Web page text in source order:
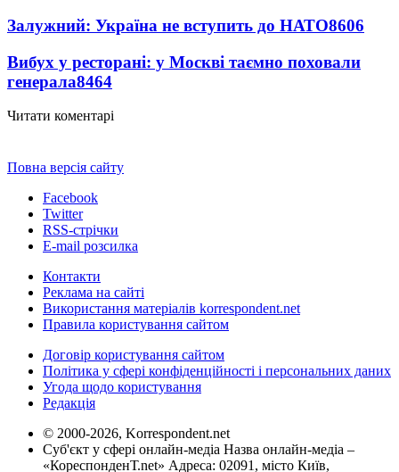
Залужний: Україна не вступить до НАТО8606
Вибух у ресторані: у Москві таємно поховали
генерала8464
Читати коментарі
Повна версія сайту
Facebook
Twitter
RSS-стрічки
E-mail розсилка
Контакти
Реклама на сайті
Використання матеріалів korrespondent.net
Правила користування сайтом
Договір користування сайтом
Політика у сфері конфіденційності і персональних даних
Угода щодо користування
Редакція
© 2000-2026, Korrespondent.net
Суб'єкт у сфері онлайн-медіа Назва онлайн-медіа –
«КореспонденТ.net» Адреса: 02091, місто Київ,